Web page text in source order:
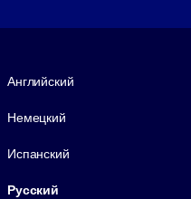
Английский
Немецкий
Испанский
Русский